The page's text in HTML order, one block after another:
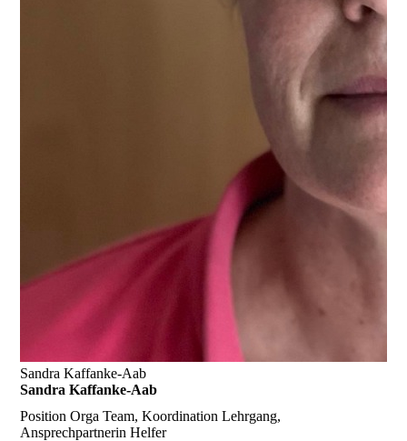
Sandra Kaffanke-Aab
Sandra Kaffanke-Aab
PositionOrga Team, Koordination Lehrgang,
Ansprechpartnerin Helfer